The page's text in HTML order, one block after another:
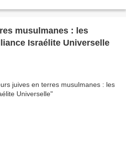
musulmanes : les
Israélite Universelle